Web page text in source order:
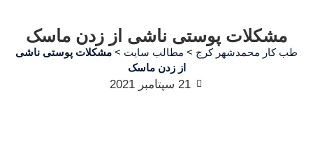
مشکلات پوستی ناشی از زدن ماسک
طب کار محمدشهر کرج > مطالب سایت > مشکلات پوستی ناشی
از زدن ماسک
21 سپتامبر 2021